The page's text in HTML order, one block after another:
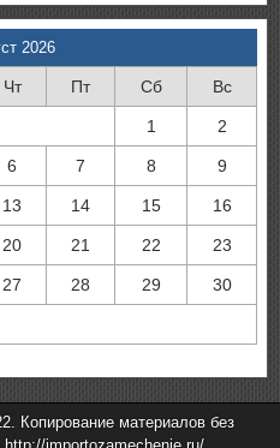
2026
Чт Пт Сб Вс
1 2
6 7 8 9
13 14 15 16
20 21 22 23
27 28 29 30
Копирование материалов без